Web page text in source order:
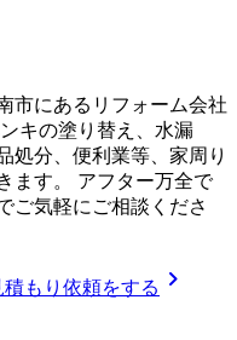
市にあるリフォーム会社
キの塗り替え、水漏
処分、便利業等、家周り
ます。 アフター万全で
ご気軽にご相談くださ
もり依頼をする chevron_right